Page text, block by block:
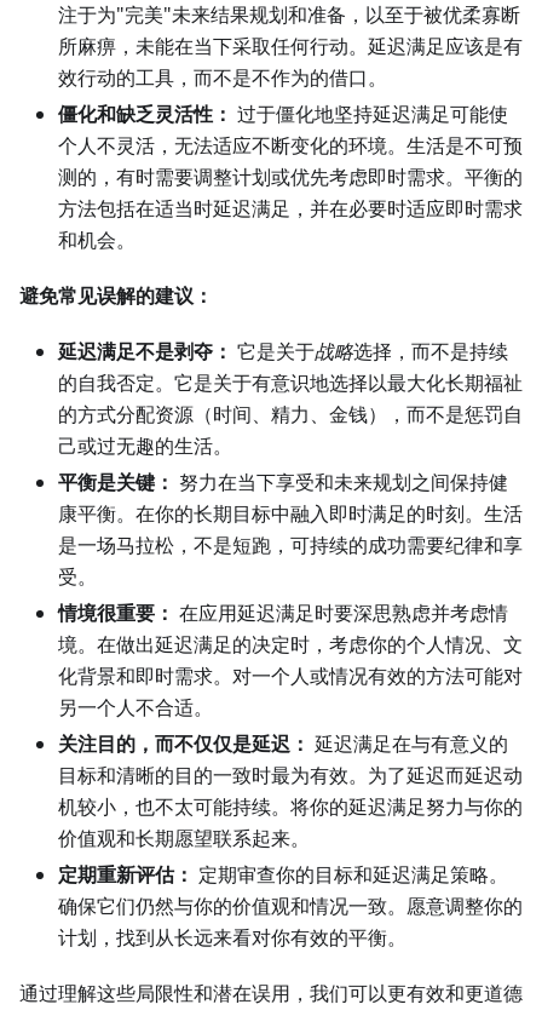
注于为"完美"未来结果规划和准备，以至于被优柔寡断
所麻痹，未能在当下采取任何行动。延迟满足应该是有
效行动的工具，而不是不作为的借口。
僵化和缺乏灵活性： 过于僵化地坚持延迟满足可能使
个人不灵活，无法适应不断变化的环境。生活是不可预
测的，有时需要调整计划或优先考虑即时需求。平衡的
方法包括在适当时延迟满足，并在必要时适应即时需求
和机会。
避免常见误解的建议：
延迟满足不是剥夺： 它是关于战略选择，而不是持续
的自我否定。它是关于有意识地选择以最大化长期福祉
的方式分配资源（时间、精力、金钱），而不是惩罚自
己或过无趣的生活。
平衡是关键： 努力在当下享受和未来规划之间保持健
康平衡。在你的长期目标中融入即时满足的时刻。生活
是一场马拉松，不是短跑，可持续的成功需要纪律和享
受。
情境很重要： 在应用延迟满足时要深思熟虑并考虑情
境。在做出延迟满足的决定时，考虑你的个人情况、文
化背景和即时需求。对一个人或情况有效的方法可能对
另一个人不合适。
关注目的，而不仅仅是延迟： 延迟满足在与有意义的
目标和清晰的目的一致时最为有效。为了延迟而延迟动
机较小，也不太可能持续。将你的延迟满足努力与你的
价值观和长期愿望联系起来。
定期重新评估： 定期审查你的目标和延迟满足策略。
确保它们仍然与你的价值观和情况一致。愿意调整你的
计划，找到从长远来看对你有效的平衡。
通过理解这些局限性和潜在误用，我们可以更有效和更道德